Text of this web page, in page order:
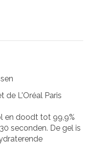
de L'Oréal Paris
en doodt tot 99,9%
seconden. De gel is